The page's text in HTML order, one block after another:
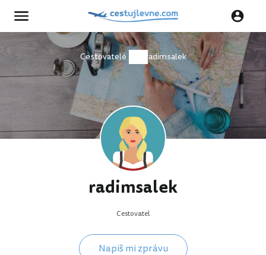
Cestovatelé radimsalek
radimsalek
Cestovatel
Napiš mi zprávu